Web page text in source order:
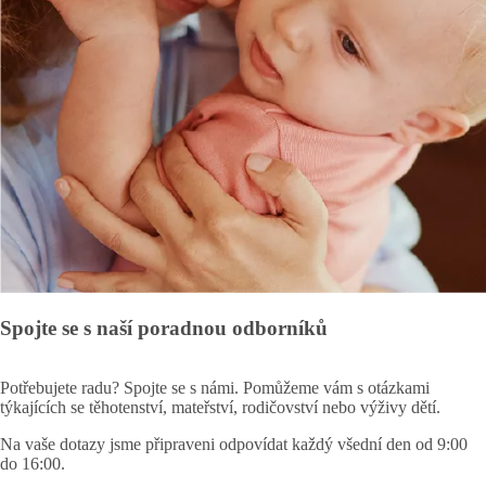
Spojte se s naší poradnou odborníků
Potřebujete radu? Spojte se s námi. Pomůžeme vám s otázkami
týkajících se těhotenství, mateřství, rodičovství nebo výživy dětí.
Na vaše dotazy jsme připraveni odpovídat každý všední den od 9:00
do 16:00.